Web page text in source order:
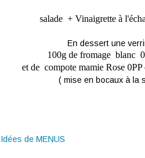
salade + Vinaigrette à
En dessert une
100g de fromage blanc
et de compote mamie Rose 0PP
( mise en bocaux à la
Idées de MENUS